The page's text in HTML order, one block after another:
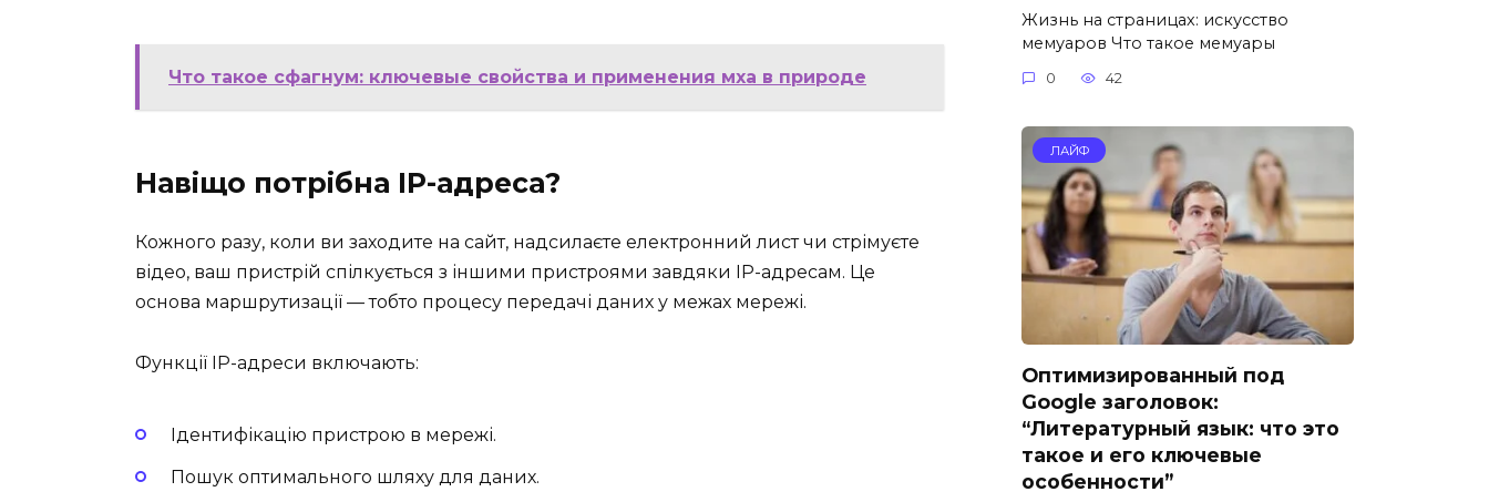
Что такое сфагнум: ключевые свойства и применения мха в природе
Навіщо потрібна IP-адреса?
Кожного разу, коли ви заходите на сайт, надсилаєте електронний лист чи стрімуєте
відео, ваш пристрій спілкується з іншими пристроями завдяки IP-адресам. Це
основа маршрутизації — тобто процесу передачі даних у межах мережі.
Функції IP-адреси включають:
Ідентифікацію пристрою в мережі.
Пошук оптимального шляху для даних.
Жизнь на страницах: искусство
мемуаров Что такое мемуары
0 42
ЛАЙФ
Оптимизированный под
Google заголовок:
“Литературный язык: что это
такое и его ключевые
особенности”